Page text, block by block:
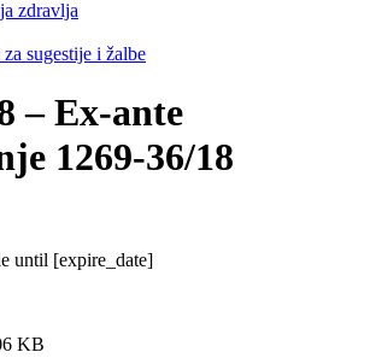
zdravlja
sugestije i žalbe
– Ex-ante
1269-36/18
until [expire_date]
KB